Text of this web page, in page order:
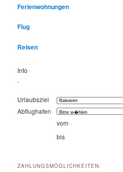
Ferienwohnungen
Flug
Reisen
Info
.
Urlaubsziel
Abflughafen
vom
bis
ZAHLUNGSMÖGLICHKEITEN: